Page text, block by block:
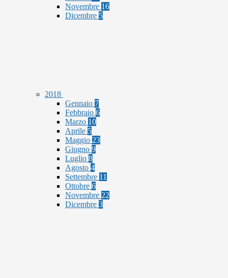
Novembre 16
Dicembre 5
2018
Gennaio 7
Febbraio 6
Marzo 10
Aprile 5
Maggio 23
Giugno 9
Luglio 8
Agosto 4
Settembre 11
Ottobre 6
Novembre 22
Dicembre 3